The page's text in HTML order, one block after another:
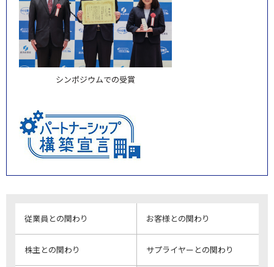
シンポジウムでの受賞
従業員との関わり お客様との関わり
株主との関わり サプライヤーとの関わり